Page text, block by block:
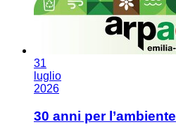
31
luglio
2026
30 anni per l’ambiente